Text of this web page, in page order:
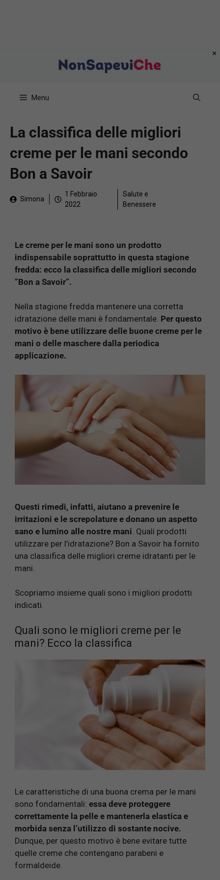
Menu
La classifica delle migliori
creme per le mani secondo
Bon a Savoir
Simona
1 Febbraio
2022
Salute e
Benessere
Le creme per le mani sono un prodotto
indispensabile soprattutto in questa stagione
fredda: ecco la classifica delle migliori secondo
“Bon a Savoir”.
Nella stagione fredda mantenere una corretta
idratazione delle mani è fondamentale. Per questo
motivo è bene utilizzare delle buone creme per le
mani o delle maschere dalla periodica
applicazione.
Questi rimedi, infatti, aiutano a prevenire le
irritazioni e le screpolature e donano un aspetto
sano e lumino alle nostre mani . Quali prodotti
utilizzare per l’idratazione? Bon a Savoir ha fornito
una classifica delle migliori creme idratanti per le
mani.
Scopriamo insieme quali sono i migliori prodotti
indicati.
Quali sono le migliori creme per le
mani? Ecco la classifica
Le caratteristiche di una buona crema per le mani
sono fondamentali: essa deve proteggere
correttamente la pelle e mantenerla elastica e
morbida senza l’utilizzo di sostante nocive.
Dunque, per questo motivo è bene evitare tutte
quelle creme che contengano parabeni e
formaldeide.